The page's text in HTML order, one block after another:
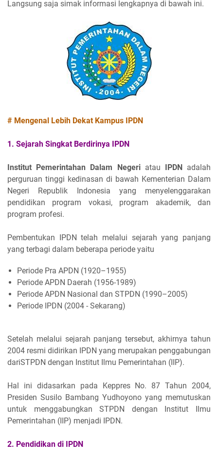
Langsung saja simak informasi lengkapnya di bawah ini.
# Mengenal Lebih Dekat Kampus IPDN
1. Sejarah Singkat Berdirinya IPDN
Institut Pemerintahan Dalam Negeriatau IPDNadalah
perguruan tinggi kedinasan di bawah Kementerian Dalam
Negeri Republik Indonesia yang menyelenggarakan
pendidikan program vokasi, program akademik, dan
program profesi.
Pembentukan IPDN telah melalui sejarah yang panjang
yang terbagi dalam beberapa periode yaitu
Periode Pra APDN (1920–1955)
Periode APDN Daerah (1956-1989)
Periode APDN Nasional dan STPDN (1990–2005)
Periode IPDN (2004 - Sekarang)
Setelah melalui sejarah panjang tersebut, akhirnya tahun
2004 resmi didirikan IPDN yang merupakan penggabungan
dariSTPDN dengan Institut Ilmu Pemerintahan (IIP).
Hal ini didasarkan pada Keppres No. 87 Tahun 2004,
Presiden Susilo Bambang Yudhoyono yang memutuskan
untuk menggabungkan STPDN dengan Institut Ilmu
Pemerintahan (IIP) menjadi IPDN.
2. Pendidikan di IPDN